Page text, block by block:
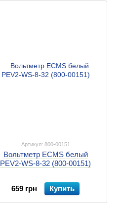
Артикул: 800-00151
Вольтметр ECMS белый
PEV2-WS-8-32 (800-00151)
659 грн Купить